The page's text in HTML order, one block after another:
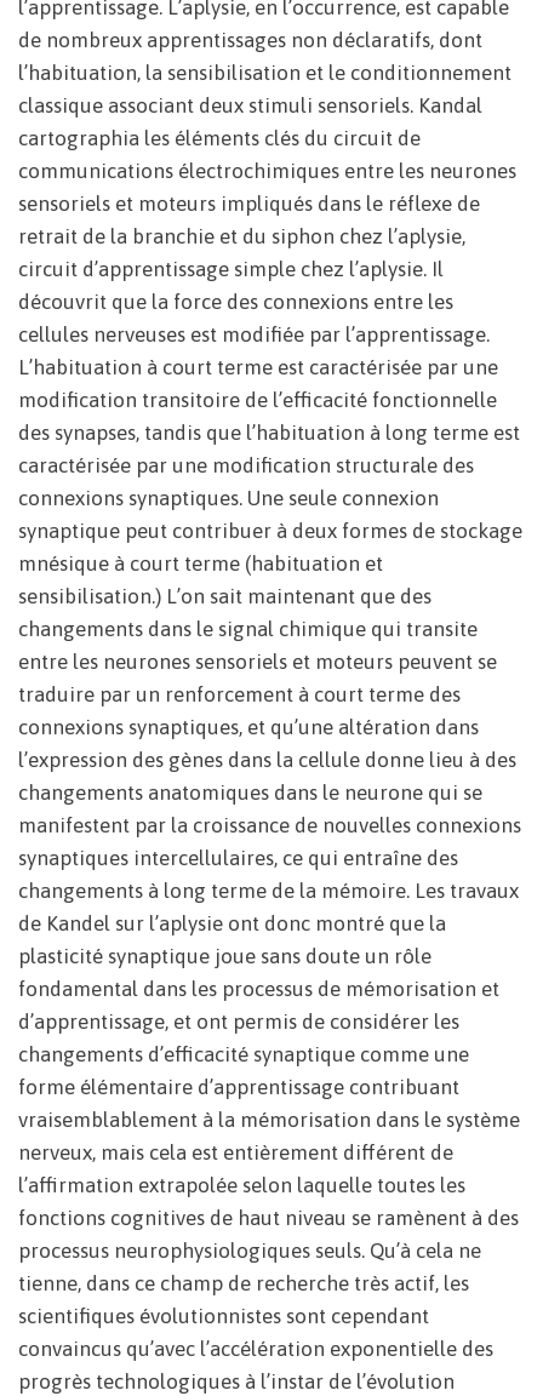
l’apprentissage. L’aplysie, en l’occurrence, est capable
de nombreux apprentissages non déclaratifs, dont
l’habituation, la sensibilisation et le conditionnement
classique associant deux stimuli sensoriels. Kandal
cartographia les éléments clés du circuit de
communications électrochimiques entre les neurones
sensoriels et moteurs impliqués dans le réflexe de
retrait de la branchie et du siphon chez l’aplysie,
circuit d’apprentissage simple chez l’aplysie. Il
découvrit que la force des connexions entre les
cellules nerveuses est modifiée par l’apprentissage.
L’habituation à court terme est caractérisée par une
modification transitoire de l’efficacité fonctionnelle
des synapses, tandis que l’habituation à long terme est
caractérisée par une modification structurale des
connexions synaptiques. Une seule connexion
synaptique peut contribuer à deux formes de stockage
mnésique à court terme (habituation et
sensibilisation.) L’on sait maintenant que des
changements dans le signal chimique qui transite
entre les neurones sensoriels et moteurs peuvent se
traduire par un renforcement à court terme des
connexions synaptiques, et qu’une altération dans
l’expression des gènes dans la cellule donne lieu à des
changements anatomiques dans le neurone qui se
manifestent par la croissance de nouvelles connexions
synaptiques intercellulaires, ce qui entraîne des
changements à long terme de la mémoire. Les travaux
de Kandel sur l’aplysie ont donc montré que la
plasticité synaptique joue sans doute un rôle
fondamental dans les processus de mémorisation et
d’apprentissage, et ont permis de considérer les
changements d’efficacité synaptique comme une
forme élémentaire d’apprentissage contribuant
vraisemblablement à la mémorisation dans le système
nerveux, mais cela est entièrement différent de
l’affirmation extrapolée selon laquelle toutes les
fonctions cognitives de haut niveau se ramènent à des
processus neurophysiologiques seuls. Qu’à cela ne
tienne, dans ce champ de recherche très actif, les
scientifiques évolutionnistes sont cependant
convaincus qu’avec l’accélération exponentielle des
progrès technologiques à l’instar de l’évolution